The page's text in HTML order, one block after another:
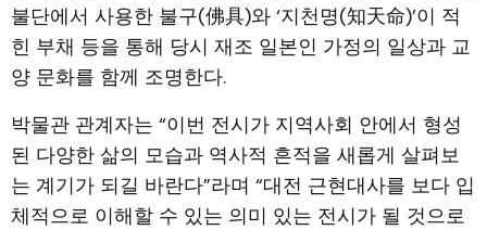
불단에서 사용한 불구(佛具)와 ‘지천명(知天命)’이 적
힌 부채 등을 통해 당시 재조 일본인 가정의 일상과 교
양 문화를 함께 조명한다.
박물관 관계자는 “이번 전시가 지역사회 안에서 형성
된 다양한 삶의 모습과 역사적 흔적을 새롭게 살펴보
는 계기가 되길 바란다”라며 “대전 근현대사를 보다 입
체적으로 이해할 수 있는 의미 있는 전시가 될 것으로